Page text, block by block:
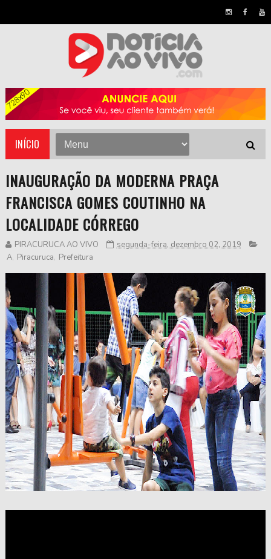
INÍCIO
INAUGURAÇÃO DA MODERNA PRAÇA
FRANCISCA GOMES COUTINHO NA
LOCALIDADE CÓRREGO
PIRACURUCA AO VIVO
segunda-feira, dezembro 02, 2019
A, Piracuruca, Prefeitura